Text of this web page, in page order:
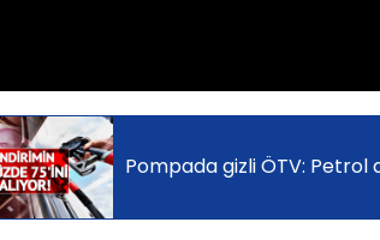
Pompada gizli ÖTV: Petrol